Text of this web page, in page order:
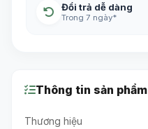
Đổi trả dễ dàng
Trong 7 ngày*
Thông tin sản phẩm
Thương hiệu